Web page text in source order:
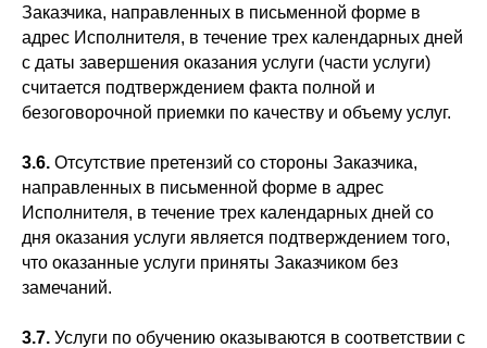
Заказчика, направленных в письменной форме в
адрес Исполнителя, в течение трех календарных дней
с даты завершения оказания услуги (части услуги)
считается подтверждением факта полной и
безоговорочной приемки по качеству и объему услуг.
3.6. Отсутствие претензий со стороны Заказчика,
направленных в письменной форме в адрес
Исполнителя, в течение трех календарных дней со
дня оказания услуги является подтверждением того,
что оказанные услуги приняты Заказчиком без
замечаний.
3.7. Услуги по обучению оказываются в соответствии с